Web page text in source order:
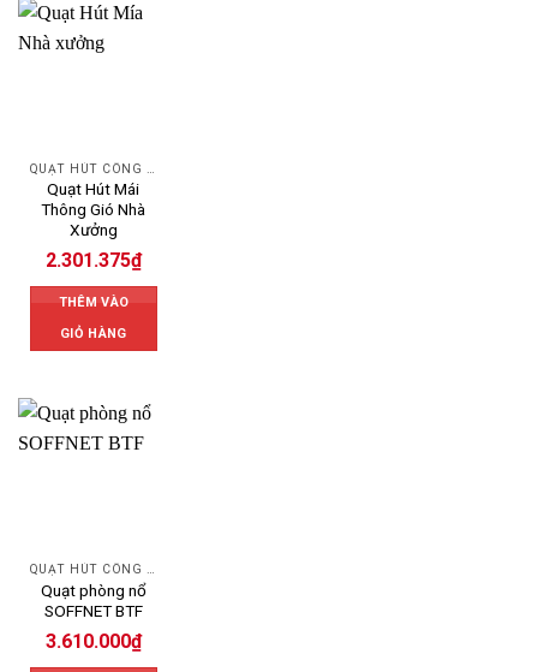
Quạt Hút Mái
Thông Gió Nhà
Xưởng
2.301.375₫
THÊM VÀO
GIỎ HÀNG
Quạt phòng nổ
SOFFNET BTF
3.610.000₫